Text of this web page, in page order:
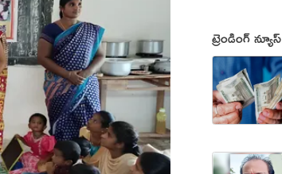
ట్రెండింగ్ న్యూస్